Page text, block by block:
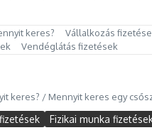
keres? Vállalkozás
Vendéglátás fizetések
keres? / Mennyit keres egy
Fizikai munka